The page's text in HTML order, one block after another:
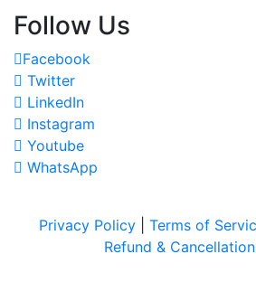
Follow Us
Facebook
Twitter
LinkedIn
Instagram
Youtube
WhatsApp
Privacy Policy Terms of
Refund &